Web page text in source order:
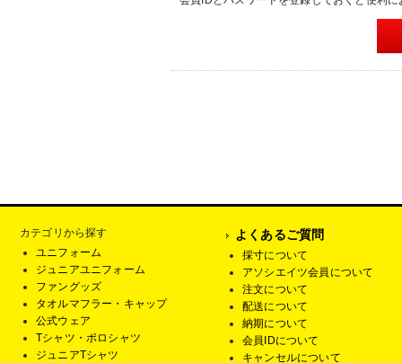
カテゴリから探す
ユニフォーム
ジュニアユニフォーム
ファングッズ
タオルマフラー・キャップ
公式ウェア
Tシャツ・ポロシャツ
ジュニアTシャツ
よくあるご質問
採寸について
アソシエイツ会員について
注文について
配送について
納期について
会員IDについて
キャンセルについて